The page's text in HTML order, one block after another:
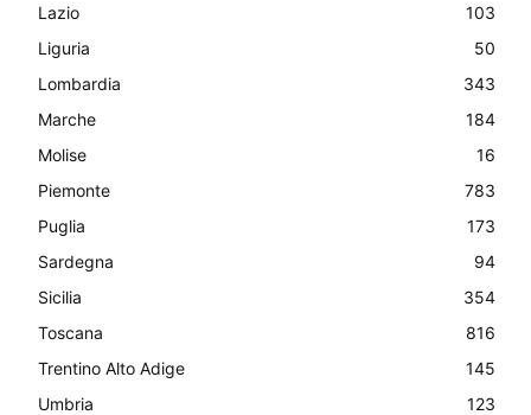
Lazio
103
Liguria
50
Lombardia
343
Marche
184
Molise
16
Piemonte
783
Puglia
173
Sardegna
94
Sicilia
354
Toscana
816
Trentino Alto Adige
145
Umbria
123